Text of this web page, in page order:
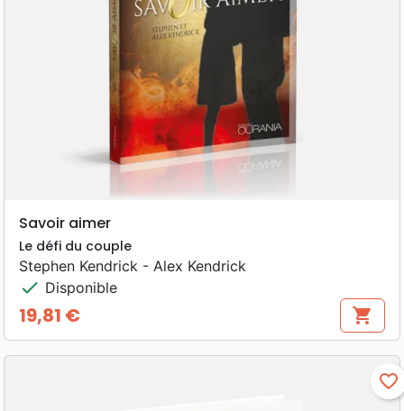
Savoir aimer
Le défi du couple
Stephen Kendrick - Alex Kendrick
check Disponible
Prix
19,81 € shopping_cart
favorite_border